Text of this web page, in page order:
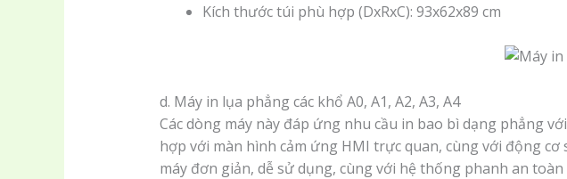
Kích thước túi phù hợp (DxRxC): 93x62x89 cm
d. Máy in lụa phẳng các khổ A0, A1, A2, A3, A4
Các dòng máy này đáp ứng nhu cầu in bao bì dạng phẳng
hợp với màn hình cảm ứng HMI trực quan, cùng với động
máy đơn giản, dễ sử dụng, cùng với hệ thống phanh an